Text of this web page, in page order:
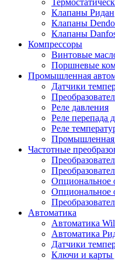
Клапаны Ридан
Клапаны
Клапаны
Компрессоры
Винтовые
Поршневые
Промышленная
Датчики
Реле давления
Реле перепада
Реле
Частотные
Опциональное
Опциональное
Автоматика
Автоматика
Автоматика
Датчики
Ключи и карты